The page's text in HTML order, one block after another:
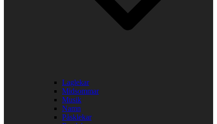
Laglekar
Midsommar
Musik
Namn
Påsklekar